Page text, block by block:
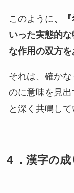
このように 、
いった実態的
な作用の双方
それは、確か
のに意味を見
と深く共鳴して
４．漢字の